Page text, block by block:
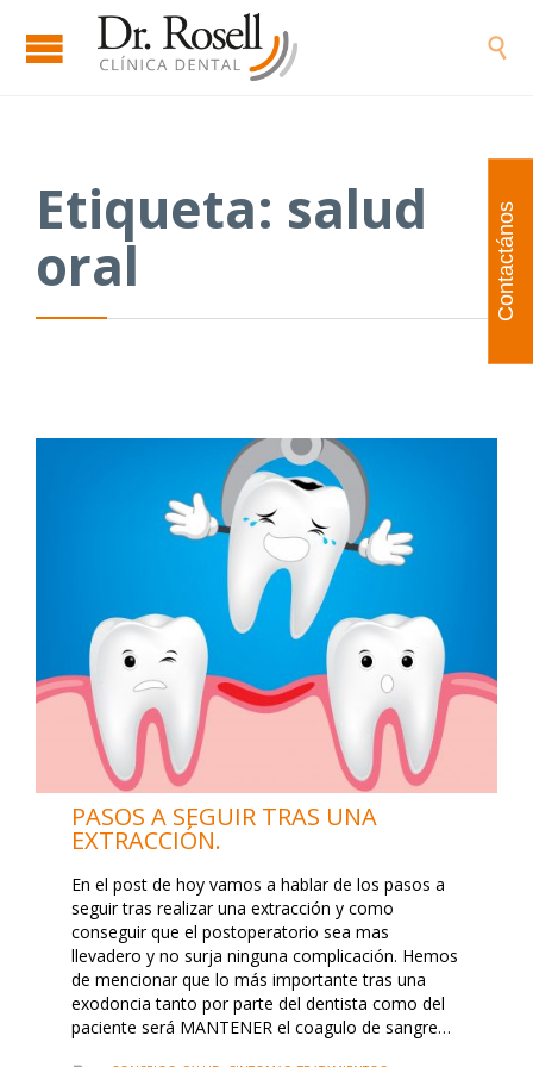

Etiqueta: salud
oral
PASOS A SEGUIR TRAS UNA
EXTRACCIÓN.
En el post de hoy vamos a hablar de los pasos a
seguir tras realizar una extracción y como
conseguir que el postoperatorio sea mas
llevadero y no surja ninguna complicación. Hemos
de mencionar que lo más importante tras una
exodoncia tanto por parte del dentista como del
paciente será MANTENER el coagulo de sangre…
Contactános